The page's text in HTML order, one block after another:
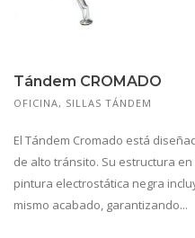
Tándem CROMADO
OFICINA, SILLAS TÁNDEM
El Tándem Cromado está
de alto tránsito. Su estructura
pintura electrostática negra
mismo acabado, garantizando...